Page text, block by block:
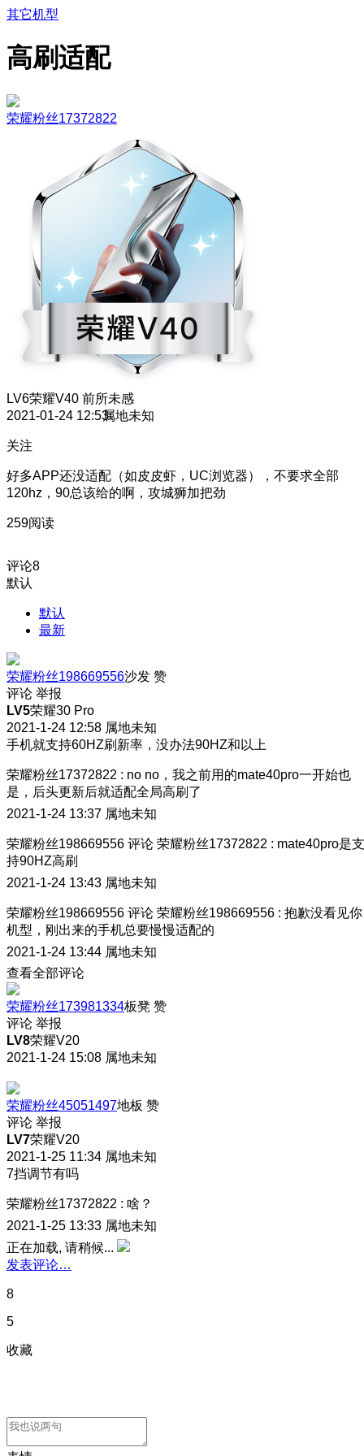
其它机型
高刷适配
荣耀粉丝17372822
LV6荣耀V40 前所未感
2021-01-24 12:53属地未知
关注
好多APP还没适配（如皮皮虾，UC浏览器），不要求全部
120hz，90总该给的啊，攻城狮加把劲
259阅读
评论8
默认
默认
最新
荣耀粉丝198669556沙发 赞
评论 举报
LV5荣耀30 Pro
2021-1-24 12:58 属地未知
手机就支持60HZ刷新率，没办法90HZ和以上
荣耀粉丝17372822 : no no，我之前用的mate40pro一开始也
是，后头更新后就适配全局高刷了
2021-1-24 13:37 属地未知
荣耀粉丝198669556 评论 荣耀粉丝17372822 : mate40pro是支
持90HZ高刷
2021-1-24 13:43 属地未知
荣耀粉丝198669556 评论 荣耀粉丝198669556 : 抱歉没看见你
机型，刚出来的手机总要慢慢适配的
2021-1-24 13:44 属地未知
查看全部评论
荣耀粉丝173981334板凳 赞
评论 举报
LV8荣耀V20
2021-1-24 15:08 属地未知
荣耀粉丝45051497地板 赞
评论 举报
LV7荣耀V20
2021-1-25 11:34 属地未知
7挡调节有吗
荣耀粉丝17372822 : 啥？
2021-1-25 13:33 属地未知
正在加载, 请稍候...
发表评论…
8
5
收藏